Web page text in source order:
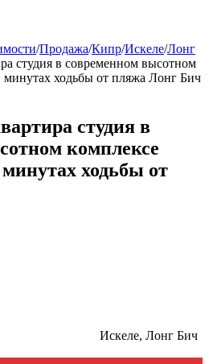
/Продажа/Кипр/Искеле/Лонг
студия в современном высотном
минутах ходьбы от пляжа Лонг Бич
студия в
комплексе
ходьбы от
Искеле, Лонг Бич